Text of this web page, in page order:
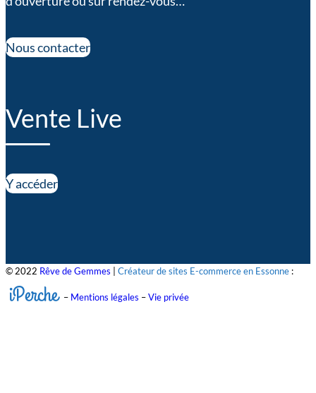
Nous contacter
Vente Live
Y accéder
© 2022 Rêve de Gemmes Créateur de sites E-commerce en Essonne :
iPerche – Mentions légales –Vie privée